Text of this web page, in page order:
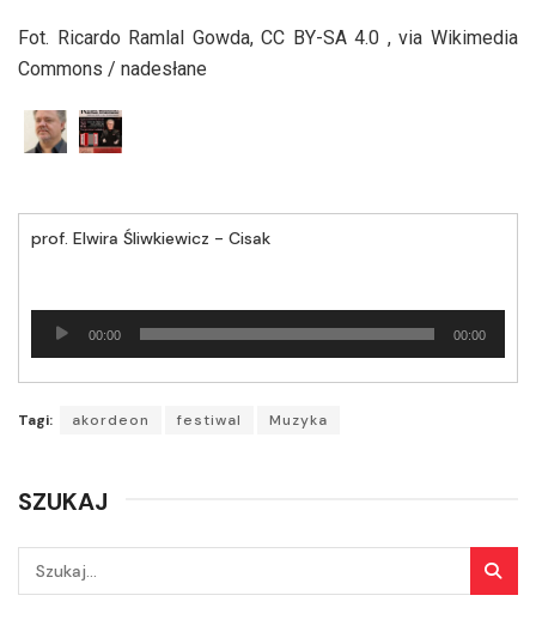
Fot. Ricardo Ramlal Gowda, CC BY-SA 4.0 , via Wikimedia
Commons / nadesłane
prof. Elwira Śliwkiewicz - Cisak
Odtwarzacz
plików
00:00 00:00
Tagi: akordeon festiwal Muzyka
SZUKAJ